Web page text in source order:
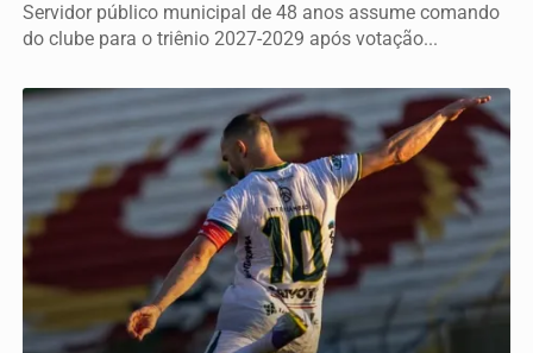
Servidor público municipal de 48 anos assume comando
do clube para o triênio 2027-2029 após votação...